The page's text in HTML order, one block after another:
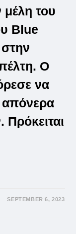
μέλη του
Blue
Ο
να
απόνερα
Πρόκειται
SEPTEMBER 6, 2023